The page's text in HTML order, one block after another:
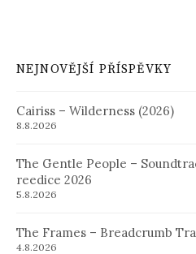
NEJNOVĚJŠÍ PŘÍSPĚVKY
Cairiss – Wilderness (2026)
8.8.2026
The Gentle People –
reedice 2026
5.8.2026
The Frames – Breadcrumb
4.8.2026